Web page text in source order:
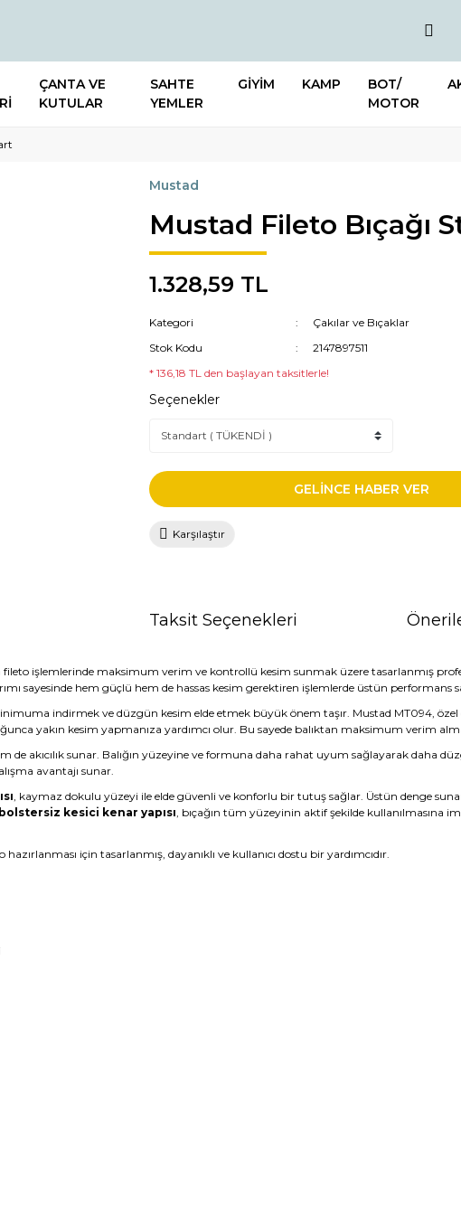
ÇANTA VE
KUTULAR
SAHTE
YEMLER
GİYİM KAMP
BOT/
MOTOR
Mustad
Mustad Fileto Bıçağı
1.328,59 TL
Kategori
Çakılar ve Bıçaklar
Stok Kodu
2147897511
* 136,18 TL den başlayan taksitlerle!
Seçenekler
GELİNCE HABER VER
Karşılaştır
Taksit Seçenekleri
fileto işlemlerinde maksimum verim ve kontrollü kesim sunmak üzere tasarlanmış
sayesinde hem güçlü hem de hassas kesim gerektiren işlemlerde üstün performans
indirmek ve düzgün kesim elde etmek büyük önem taşır. Mustad MT094,
yakın kesim yapmanıza yardımcı olur. Bu sayede balıktan maksimum verim
de akıcılık sunar. Balığın yüzeyine ve formuna daha rahat uyum sağlayarak daha
avantajı sunar.
, kaymaz dokulu yüzeyi ile elde güvenli ve konforlu bir tutuş sağlar. Üstün denge
bolstersiz kesici kenar yapısı, bıçağın tüm yüzeyinin aktif şekilde kullanılmasına
için tasarlanmış, dayanıklı ve kullanıcı dostu bir yardımcıdır.